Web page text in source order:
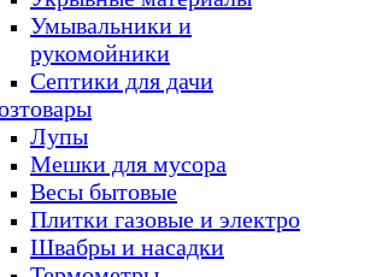
Умывальники и
рукомойники
Септики для дачи
Лупы
Мешки для мусора
Весы бытовые
Плитки газовые и электро
Швабры и насадки